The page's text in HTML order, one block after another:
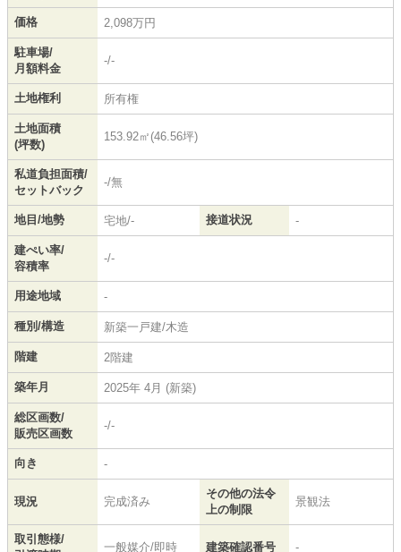
価格 2,098万円
駐車場/
月額料金
-/-
土地権利 所有権
土地面積
(坪数)
153.92㎡(46.56坪)
私道負担面積/
セットバック
-/無
地目/地勢 宅地/- 接道状況 -
建ぺい率/
容積率
-/-
用途地域 -
種別/構造 新築一戸建/木造
階建 2階建
築年月 2025年 4月 (新築)
総区画数/
販売区画数
-/-
向き -
現況 完成済み
その他の法令
上の制限
景観法
取引態様/
一般媒介/即時 建築確認番号 -